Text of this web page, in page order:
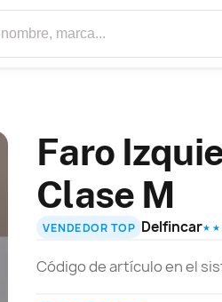
Faro
Clase M
VENDEDOR TOP Delfincar★ ★
Código de artículo en el